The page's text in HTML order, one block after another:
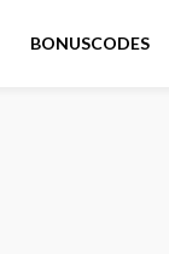
BONUSCODES